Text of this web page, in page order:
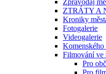
Zpravodaj
ZTRÁTY A
Kroniky
Fotogalerie
Videogalerie
Komenského
Filmování ve
Pro
Pro